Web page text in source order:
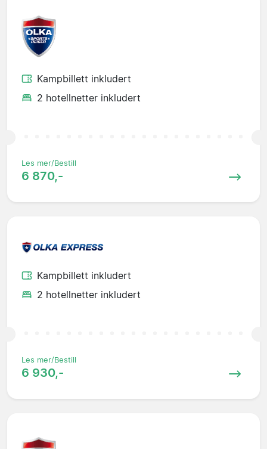
Kampbillett inkludert
2 hotellnetter inkludert
Les mer/Bestill
6 870,-
Kampbillett inkludert
2 hotellnetter inkludert
Les mer/Bestill
6 930,-